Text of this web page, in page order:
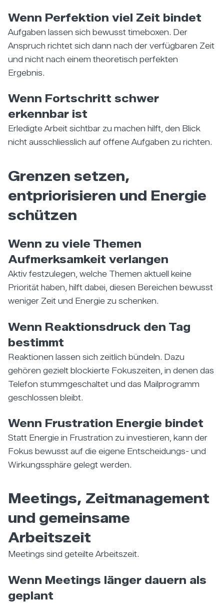
Wenn Perfektion viel Zeit bindet
Aufgaben lassen sich bewusst timeboxen. Der
Anspruch richtet sich dann nach der verfügbaren Zeit
und nicht nach einem theoretisch perfekten
Ergebnis.
Wenn Fortschritt schwer
erkennbar ist
Erledigte Arbeit sichtbar zu machen hilft, den Blick
nicht ausschliesslich auf offene Aufgaben zu richten.
Grenzen setzen,
entpriorisieren und Energie
schützen
Wenn zu viele Themen
Aufmerksamkeit verlangen
Aktiv festzulegen, welche Themen aktuell keine
Priorität haben, hilft dabei, diesen Bereichen bewusst
weniger Zeit und Energie zu schenken.
Wenn Reaktionsdruck den Tag
bestimmt
Reaktionen lassen sich zeitlich bündeln. Dazu
gehören gezielt blockierte Fokuszeiten, in denen das
Telefon stummgeschaltet und das Mailprogramm
geschlossen bleibt.
Wenn Frustration Energie bindet
Statt Energie in Frustration zu investieren, kann der
Fokus bewusst auf die eigene Entscheidungs- und
Wirkungssphäre gelegt werden.
Meetings, Zeitmanagement
und gemeinsame
Arbeitszeit
Meetings sind geteilte Arbeitszeit.
Wenn Meetings länger dauern als
geplant